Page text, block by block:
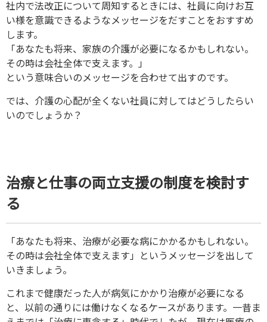
社内で法改正について周知するときには、社員に向けお互
い様を意識できるようなメッセージをだすことをおすすめ
します。
「あなたも将来、家族の介護が必要になるかもしれない。
その時は会社全体で支えます。」
という意味合いのメッセージを合わせて出すのです。
では、介護の心配が全くない社員に対してはどうしたらい
いのでしょうか？
治療と仕事の両立支援の制度を検討す
る
「あなたも将来、治療が必要な病にかかるかもしれない。
その時は会社全体で支えます」というメッセージを出して
いきましょう。
これまで健康だった人が病気にかかり治療が必要になる
と、以前の通りには働けなくなるケースがあります。一昔ま